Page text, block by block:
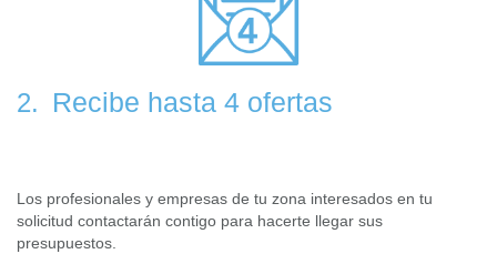
2. Recibe hasta 4 ofertas
Los profesionales y empresas de tu zona interesados en tu
solicitud contactarán contigo para hacerte llegar sus
presupuestos.